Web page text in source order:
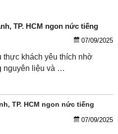
TP. HCM ngon nức tiếng
07/09/2025
thực khách yêu thích nhờ
nguyên liệu và …
TP. HCM ngon nức tiếng
07/09/2025